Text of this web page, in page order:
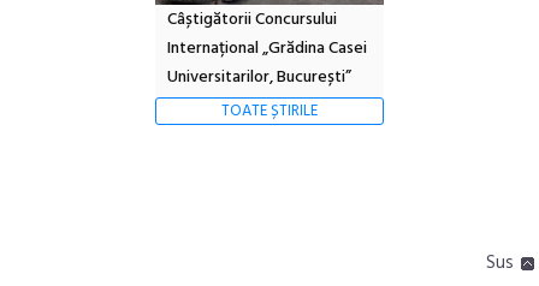
Câștigătorii Concursului
Internațional „Grădina Casei
Universitarilor, București”
TOATE ȘTIRILE
Sus